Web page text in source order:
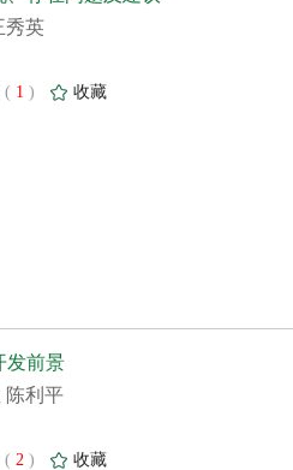
1 )
2 )